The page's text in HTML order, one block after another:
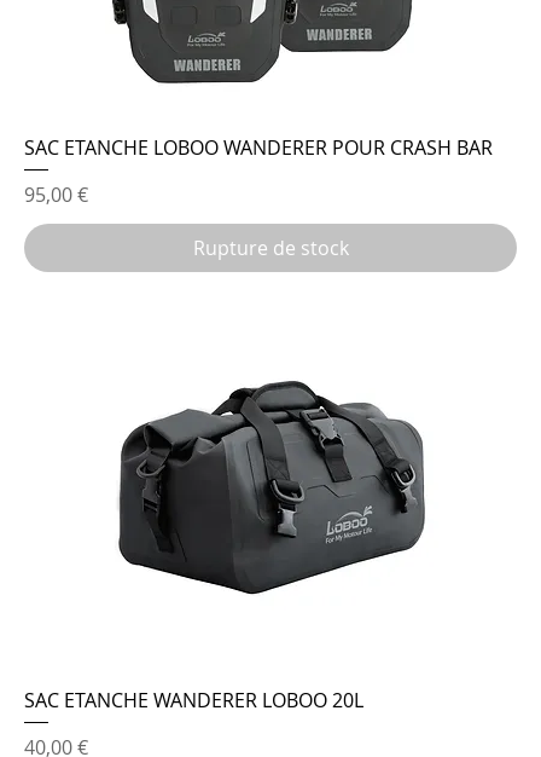
SAC ETANCHE LOBOO WANDERER POUR CRASH BAR
Prix
95,00 €
Rupture de stock
SAC ETANCHE WANDERER LOBOO 20L
Prix
40,00 €